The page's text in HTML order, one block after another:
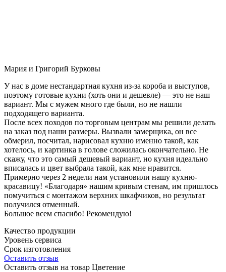
Мария и Григорий Бурковы
У нас в доме нестандартная кухня из-за короба и выступов,
поэтому готовые кухни (хоть они и дешевле) — это не наш
вариант. Мы с мужем много где были, но не нашли
подходящего варианта.
После всех походов по торговым центрам мы решили делать
на заказ под наши размеры. Вызвали замерщика, он все
обмерил, посчитал, нарисовал кухню именно такой, как
хотелось, и картинка в голове сложилась окончательно. Не
скажу, что это самый дешевый вариант, но кухня идеально
вписалась и цвет выбрала такой, как мне нравится.
Примерно через 2 недели нам установили нашу кухню-
красавицу! «Благодаря» нашим кривым стенам, им пришлось
помучиться с монтажом верхних шкафчиков, но результат
получился отменный.
Большое всем спасибо! Рекомендую!
Качество продукции
Уровень сервиса
Срок изготовления
Оставить отзыв
Оставить отзыв на товар Цветение